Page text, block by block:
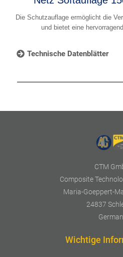
Die Schutzauflage ermöglicht die
und bietet eine
Technische Datenblätter
CTM
Composite
Maria-Goeppert-
24837
Wichtige